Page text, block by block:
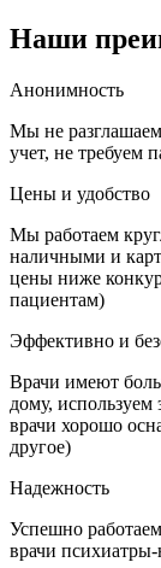
Наши
Анонимность
Мы не
учет, не требуем
Цены и удобство
Мы работаем
наличными и
цены ниже
пациентам)
Эффективно и
Врачи имеют
дому, используем
врачи хорошо
другое)
Надежность
Успешно
врачи